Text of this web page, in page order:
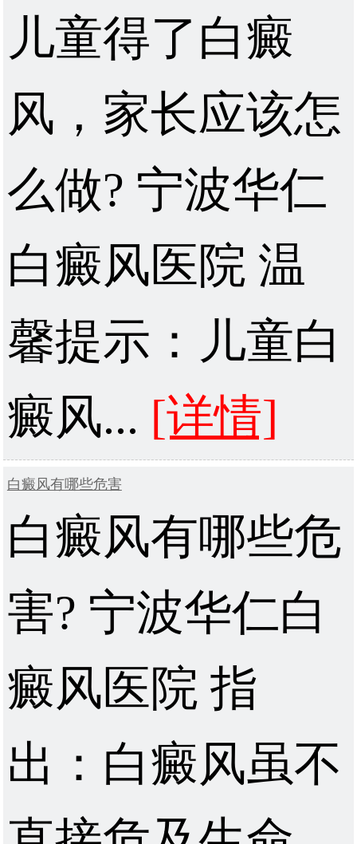
儿童得了白癜
风，家长应该怎
么做? 宁波华仁
白癜风医院 温
馨提示：儿童白
癜风... [详情]
白癜风有哪些危害
白癜风有哪些危
害? 宁波华仁白
癜风医院 指
出：白癜风虽不